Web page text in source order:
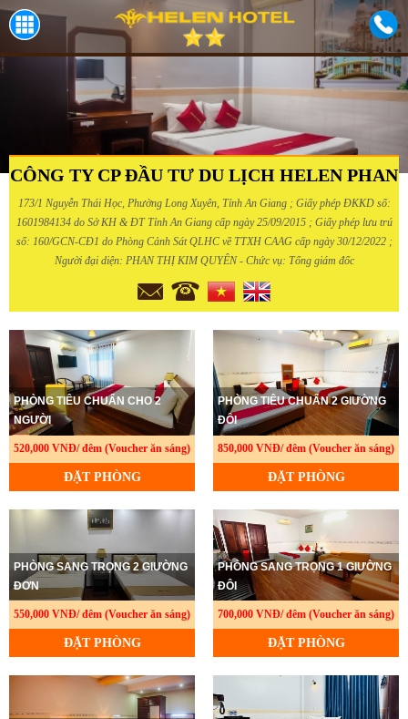
CÔNG TY CP ĐẦU TƯ DU LỊCH HELEN PHAN
173/1 Nguyễn Thái Học, Phường Long Xuyên, Tỉnh An Giang ; Giấy phép ĐKKD số:
1601984134 do Sở KH & ĐT Tỉnh An Giang cấp ngày 25/09/2015 ; Giấy phép lưu trú
số: 160/GCN-CĐ1 do Phòng Cảnh Sát QLHC về TTXH CAAG cấp ngày 30/12/2022 ;
Người đại diện: PHAN THỊ KIM QUYÊN - Chức vụ: Tổng giám đốc
PHÒNG TIÊU CHUẨN CHO 2
NGƯỜI
520,000 VNĐ/ đêm (Voucher ăn sáng)
ĐẶT PHÒNG
PHÒNG TIÊU CHUẨN 2 GIƯỜNG
ĐÔI
850,000 VNĐ/ đêm (Voucher ăn sáng)
ĐẶT PHÒNG
PHÒNG SANG TRỌNG 2 GIƯỜNG
ĐƠN
550,000 VNĐ/ đêm (Voucher ăn sáng)
ĐẶT PHÒNG
PHÒNG SANG TRỌNG 1 GIƯỜNG
ĐÔI
700,000 VNĐ/ đêm (Voucher ăn sáng)
ĐẶT PHÒNG